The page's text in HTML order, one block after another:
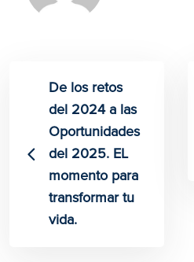
De los retos
del 2024 a las
Oportunidades
del 2025. EL
momento para
transformar tu
vida.